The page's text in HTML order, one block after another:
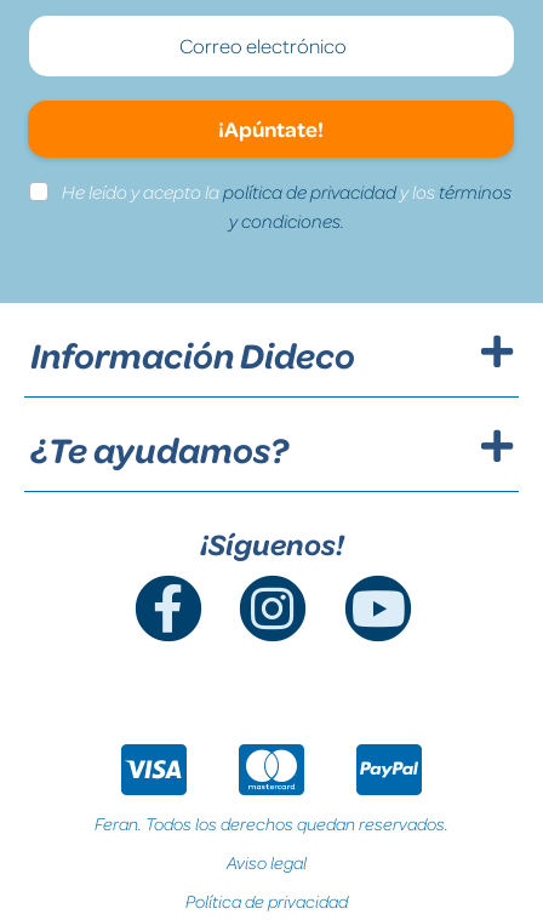
¡Apúntate!
He leído y acepto lapolítica de privacidady los términos
y condiciones.
Información Dideco
¿Te ayudamos?
¡Síguenos!
Feran. Todos los derechos quedan reservados.
Aviso legal
Política de privacidad